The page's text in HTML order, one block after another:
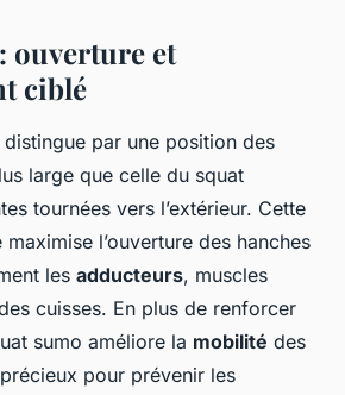
ouverture et
ciblé
distingue par une position des
large que celle du squat
tournées vers l’extérieur. Cette
l’ouverture des hanches
les adducteurs, muscles
cuisses. En plus de renforcer
sumo améliore la mobilité des
pour prévenir les